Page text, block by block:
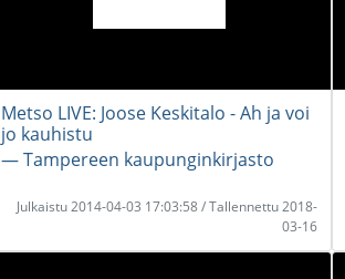
Metso LIVE: Joose Keskitalo - Ah ja voi
jo kauhistu
― Tampereen kaupunginkirjasto
Julkaistu 2014-04-03 17:03:58 / Tallennettu 2018-
03-16